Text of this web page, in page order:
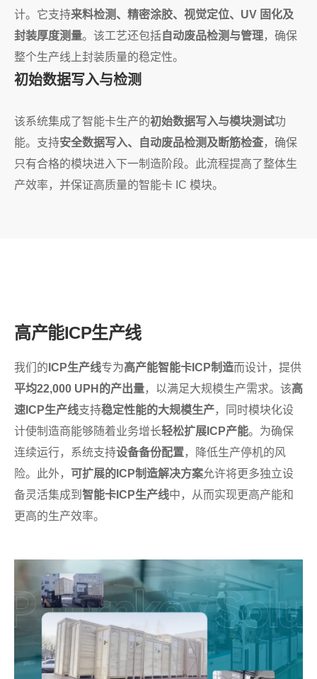
计。它支持来料检测、精密涂胶、视觉定位、UV 固化及
封装厚度测量。该工艺还包括自动废品检测与管理，确保
整个生产线上封装质量的稳定性。
初始数据写入与检测
该系统集成了智能卡生产的初始数据写入与模块测试功
能。支持安全数据写入、自动废品检测及断筋检查，确保
只有合格的模块进入下一制造阶段。此流程提高了整体生
产效率，并保证高质量的智能卡 IC 模块。
高产能ICP生产线
我们的 ICP生产线专为高产能智能卡ICP制造而设计，提供
平均22,000 UPH的产出量，以满足大规模生产需求。该高
速ICP生产线支持稳定性能的大规模生产，同时模块化设
计使制造商能够随着业务增长轻松扩展ICP产能。为确保
连续运行，系统支持设备备份配置，降低生产停机的风
险。此外， 可扩展的ICP制造解决方案允许将更多独立设
备灵活集成到 智能卡ICP生产线中，从而实现更高产能和
更高的生产效率。